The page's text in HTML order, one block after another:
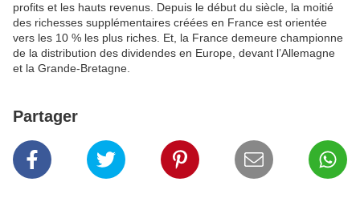
profits et les hauts revenus. Depuis le début du siècle, la moitié
des richesses supplémentaires créées en France est orientée
vers les 10 % les plus riches. Et, la France demeure championne
de la distribution des dividendes en Europe, devant l’Allemagne
et la Grande-Bretagne.
Partager